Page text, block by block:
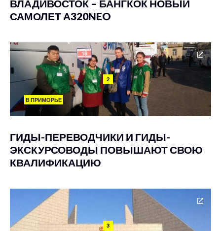
ВЛАДИВОСТОК – БАНГКОК НОВЫЙ
САМОЛЕТ А320NEO
2
В ПРИМОРЬЕ
ГИДЫ-ПЕРЕВОДЧИКИ И ГИДЫ-
ЭКСКУРСОВОДЫ ПОВЫШАЮТ СВОЮ
КВАЛИФИКАЦИЮ
3